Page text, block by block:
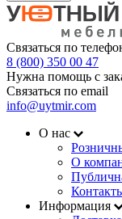
Связаться по
8 (800) 350 00 47
Нужна помощь с
Связаться по email
info@uytmir.com
О нас
О
Информация